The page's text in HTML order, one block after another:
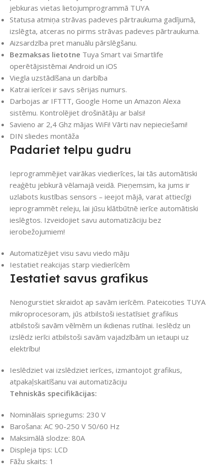
jebkuras vietas lietojumprogrammā TUYA
Statusa atmiņa strāvas padeves pārtraukuma gadījumā,
izslēgta, atceras no pirms strāvas padeves pārtraukuma.
Aizsardzība pret manuālu pārslēgšanu.
Bezmaksas lietotne Tuya Smart vai Smartlife
operētājsistēmai Android un iOS
Viegla uzstādīšana un darbība
Katrai ierīcei ir savs sērijas numurs.
Darbojas ar IFTTT, Google Home un Amazon Alexa
sistēmu. Kontrolējiet drošinātāju ar balsi!
Savieno ar 2,4 Ghz mājas WiFi! Vārti nav nepieciešami!
DIN sliedes montāža
Padariet telpu gudru
Ieprogrammējiet vairākas viedierīces, lai tās automātiski
reaģētu jebkurā vēlamajā veidā. Pieņemsim, ka jums ir
uzlabots kustības sensors – ieejot mājā, varat attiecīgi
ieprogrammēt releju, lai jūsu klātbūtnē ierīce automātiski
ieslēgtos. Izveidojiet savu automatizāciju bez
ierobežojumiem!
Automatizējiet visu savu viedo māju
Iestatiet reakcijas starp viedierīcēm
Iestatiet savus grafikus
Nenogurstiet skraidot ap savām ierīcēm. Pateicoties TUYA
mikroprocesoram, jūs atbilstoši iestatīsiet grafikus
atbilstoši savām vēlmēm un ikdienas rutīnai. Ieslēdz un
izslēdz ierīci atbilstoši savām vajadzībām un ietaupi uz
elektrību!
Ieslēdziet vai izslēdziet ierīces, izmantojot grafikus,
atpakaļskaitīšanu vai automatizāciju
Tehniskās specifikācijas:
Nominālais spriegums: 230 V
Barošana: AC 90-250 V 50/60 Hz
Maksimālā slodze: 80A
Displeja tips: LCD
Fāžu skaits: 1